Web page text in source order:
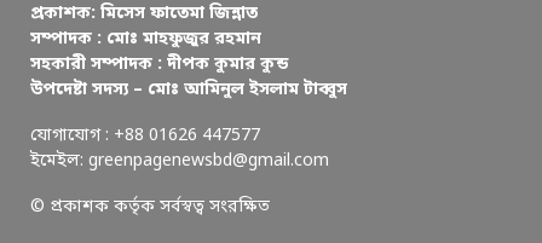
প্রকাশক: মিসেস ফাতেমা জিন্নাত
সম্পাদক : মোঃ মাহফুজুর রহমান
সহকারী সম্পাদক : দীপক কুমার কুন্ড
উপদেষ্টা সদস্য – মোঃ আমিনুল ইসলাম টাব্বুস
যোগাযোগ : +88 01626 447577
ইমেইল: greenpagenewsbd@gmail.com
© প্রকাশক কর্তৃক সর্বস্বত্ব সংরক্ষিত